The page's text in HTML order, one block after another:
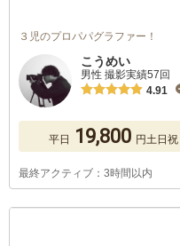
３児のプロパパグラファー！
こうめい
男性 撮影実績57回
4.91
平日 19,800 円土日祝
最終アクティブ：3時間以内